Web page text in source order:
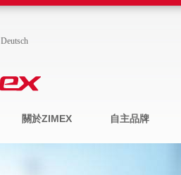
Deutsch
關於ZIMEX 自主品牌